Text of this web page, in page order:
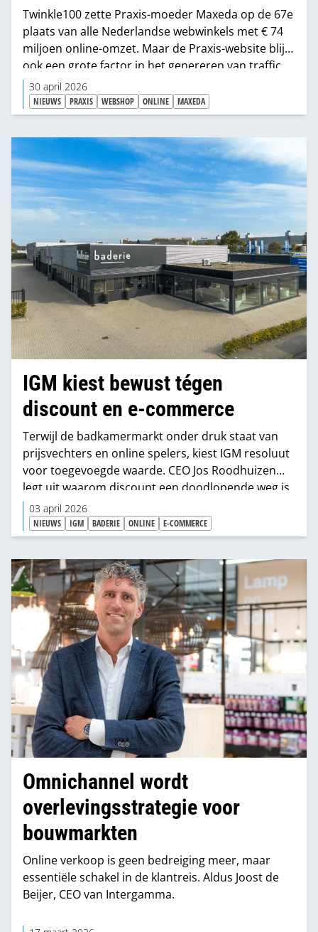
Twinkle100 zette Praxis-moeder Maxeda op de 67e
plaats van alle Nederlandse webwinkels met € 74
miljoen online-omzet. Maar de Praxis-website blijkt
ook een grote factor in het genereren van traffic
naar de fysieke bouwmarkten.
30 april 2026
NIEUWS PRAXIS WEBSHOP ONLINE MAXEDA
IGM kiest bewust tégen
discount en e-commerce
Terwijl de badkamermarkt onder druk staat van
prijsvechters en online spelers, kiest IGM resoluut
voor toegevoegde waarde. CEO Jos Roodhuizen
legt uit waarom discount een doodlopende weg is.
En hoe private label Regn bijdraagt aan
rendement voor aangesloten ondernemers.
03 april 2026
NIEUWS IGM BADERIE ONLINE E-COMMERCE
Omnichannel wordt
overlevingsstrategie voor
bouwmarkten
Online verkoop is geen bedreiging meer, maar
essentiële schakel in de klantreis. Aldus Joost de
Beijer, CEO van Intergamma.